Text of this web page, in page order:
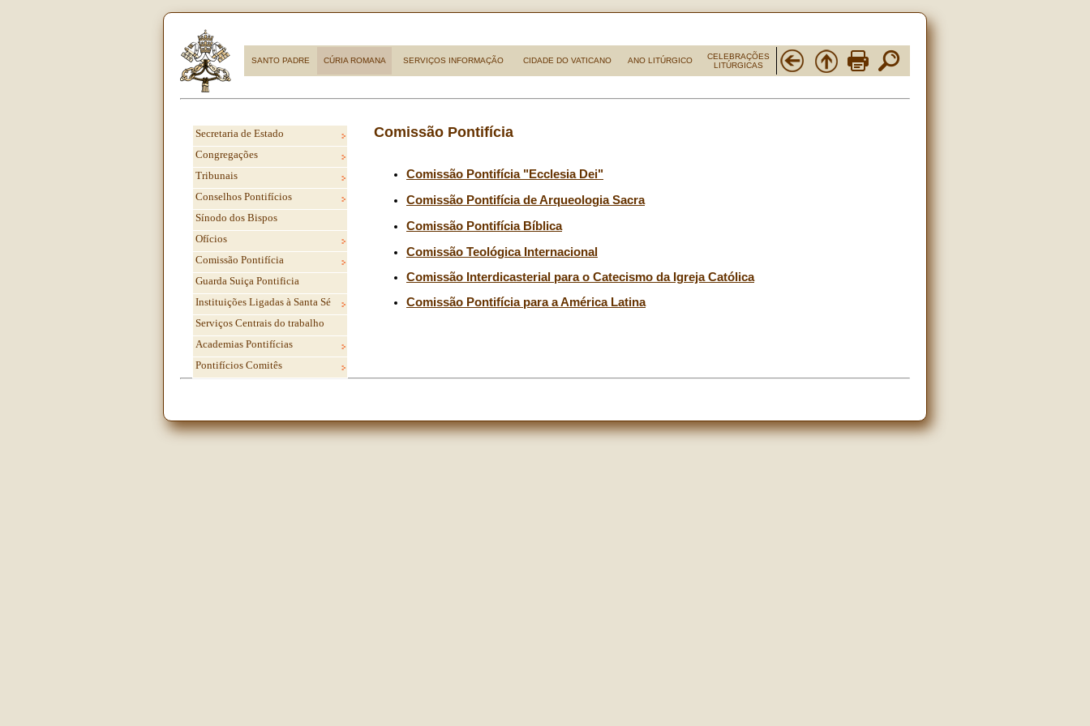
SANTO PADRE CÚRIA ROMANA SERVIÇOS INFORMAÇÃO CIDADE DO VATICANO ANO LITÚRGICO
CELEBRAÇÕES
LITÚRGICAS
Comissão Pontifícia
Comissão Pontifícia "Ecclesia Dei"
Comissão Pontifíciade Arqueologia Sacra
Comissão Pontifícia Bíblica
Comissão Teológica Internacional
Comissão Interdicasterial para o Catecismo da Igreja Católica
Comissão Pontifícia para a América Latina
Secretaria de Estado
Congregações
Tribunais
Conselhos Pontifícios
Sínodo dos Bispos
Ofícios
Comissão Pontifícia
Guarda Suiça Pontificia
Instituições Ligadas à Santa Sé
Serviços Centrais do trabalho
Academias Pontifícias
Pontifícios Comitês